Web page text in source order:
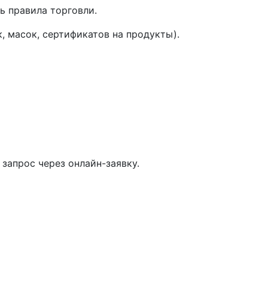
правила торговли.
масок, сертификатов на продукты).
через онлайн-заявку.